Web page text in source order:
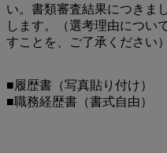
い。書類審査結果につきま
します。（選考理由につい
すことを、ご了承ください）
■履歴書（写真貼り付け）
■職務経歴書（書式自由）